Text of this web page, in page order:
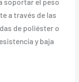
a través de las
de poliéster o
y baja